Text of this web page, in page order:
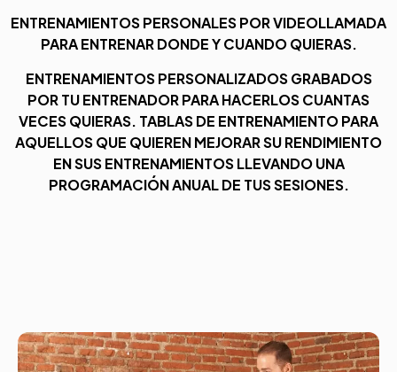
ENTRENAMIENTOS PERSONALES POR VIDEOLLAMADA
PARA ENTRENAR DONDE Y CUANDO QUIERAS.
ENTRENAMIENTOS PERSONALIZADOS GRABADOS
POR TU ENTRENADOR PARA HACERLOS CUANTAS
VECES QUIERAS. TABLAS DE ENTRENAMIENTO PARA
AQUELLOS QUE QUIEREN MEJORAR SU RENDIMIENTO
EN SUS ENTRENAMIENTOS LLEVANDO UNA
PROGRAMACIÓN ANUAL DE TUS SESIONES.